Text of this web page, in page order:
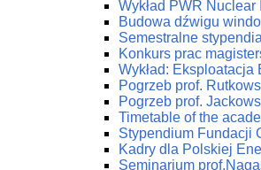
Wykład PWR Nuclear
Budowa dźwigu
Semestralne
Konkurs prac
Wykład:
Pogrzeb prof.
Pogrzeb prof.
Timetable of the
Stypendium Fundacji
Kadry dla Polskiej
Seminarium